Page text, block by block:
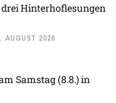
Hinterhoflesungen
AUGUST 2026
Samstag (8.8.) in